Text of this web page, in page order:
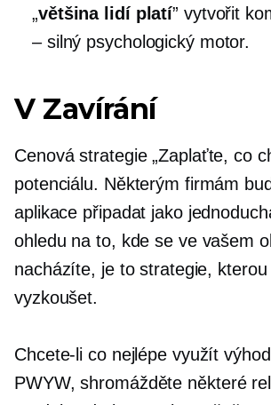
„většina lidí platí” vytvořit
– silný psychologický motor.
V Zavírání
Cenová strategie „Zaplaťte, co
potenciálu. Některým firmám
aplikace připadat jako
ohledu na to, kde se ve vašem
nacházíte, je to strategie,
vyzkoušet.
Chcete-li co nejlépe využít
PWYW, shromážděte některé